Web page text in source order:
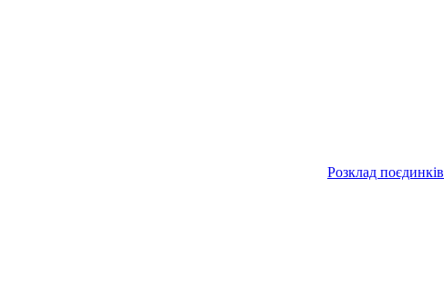
Розклад поєдинків